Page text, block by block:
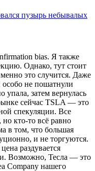
пузырь небывалых
bias. Я также
Однако, тут стоит
это случится. Даже
не пошатнули
затем вернулась
сейчас TSLA — это
спекуляции. Все
но кто-то всё равно
в том, что большая
и не торгуются.
раздувается
Возможно, Тесла — это
Company нашего